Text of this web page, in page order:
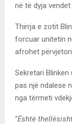
në të dyja
Thirrja e zotit
forcuar unitetin
afrohet
Sekretari
pas një ndalese
nga tërmeti
“Është